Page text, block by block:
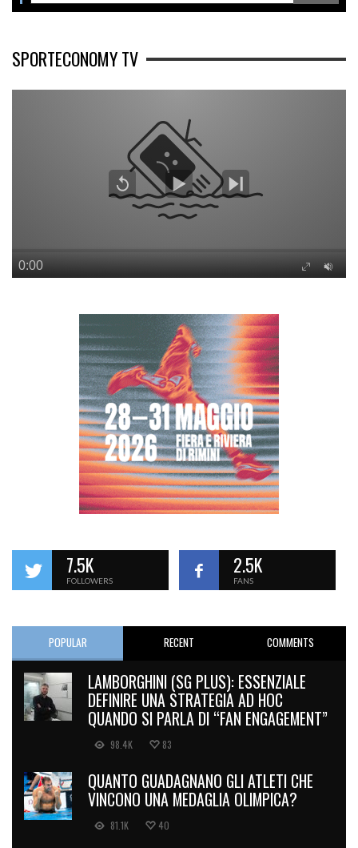
SPORTECONOMY TV
7.5K
FOLLOWERS
2.5K
FANS
POPULAR RECENT COMMENTS
LAMBORGHINI (SG PLUS): ESSENZIALE
DEFINIRE UNA STRATEGIA AD HOC
QUANDO SI PARLA DI “FAN ENGAGEMENT”
98.4K 83
QUANTO GUADAGNANO GLI ATLETI CHE
VINCONO UNA MEDAGLIA OLIMPICA?
81.1K 40